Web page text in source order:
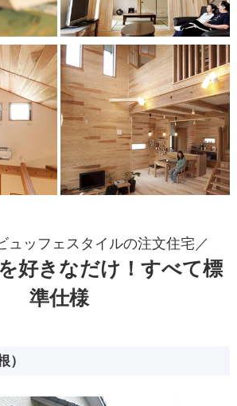
ュッフェスタイルの注文住宅／
好きなだけ！すべて標
準仕様
）